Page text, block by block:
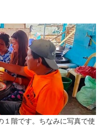
１階です。ちなみに写真で使